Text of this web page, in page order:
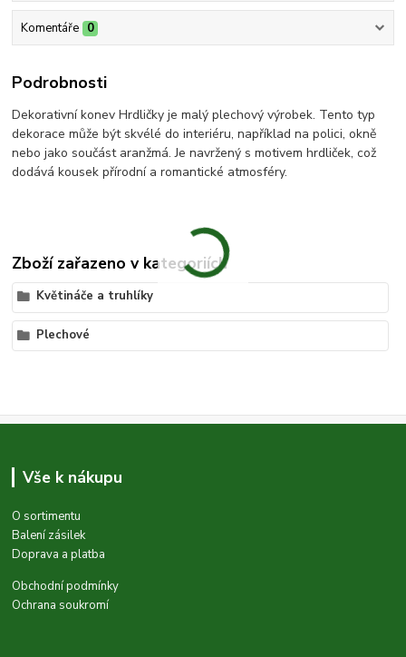
Komentáře 0
Podrobnosti
Dekorativní konev Hrdličky je malý plechový výrobek. Tento typ
dekorace může být skvélé do interiéru, například na polici, okně
nebo jako součást aranžmá. Je navržený s motivem hrdliček, což
dodává kousek přírodní a romantické atmosféry.
Zboží zařazeno v kategoriích
Květináče a truhlíky
Plechové
Vše k nákupu
O sortimentu
Balení zásilek
Doprava a platba
Obchodní podmínky
Ochrana soukromí